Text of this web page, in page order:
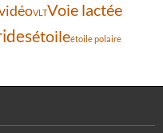
VLTVoie lactée
étoileétoile polaire